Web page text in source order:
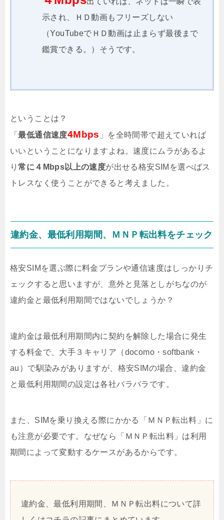
示され、ＨＤ動画もフリーズしない
（YouTubeでＨＤ動画は止まらず最後まで
鑑賞できる。）そうです。
ということは？
「最低通信速度4Mbps 」を全時間帯で超えていれば
いいということになりますよね。速度にムラがあるよ
り常に４Mbps以上の速度が出せる格安SIMを選べばス
トレスなく使うことができると考えました。
違約金、最低利用期間、ＭＮＰ転出料をチェック
格安SIMを選ぶ際に料金プランや通信速度はしっかりチ
ェックすると思いますが、意外と見落としがちなのが
違約金と最低利用期間ではないでしょうか？
違約金は最低利用期間内に契約を解除した場合に発生
する料金で、大手３キャリア（docomo・softbank・
au）で馴染みがありますが、格安SIMの場合、違約金
と最低利用期間の設定は各社バラバラです。
また、SIMを乗り換える際にかかる「ＭＮＰ転出料」に
も注意が必要です。なぜなら「ＭＮＰ転出料」は利用
期間によって変動するケースがあるからです。
違約金、最低利用期間、ＭＮＰ転出料について詳